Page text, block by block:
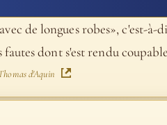
de longues robes», c'est-
fautes dont s'est rendu
d'Aquin